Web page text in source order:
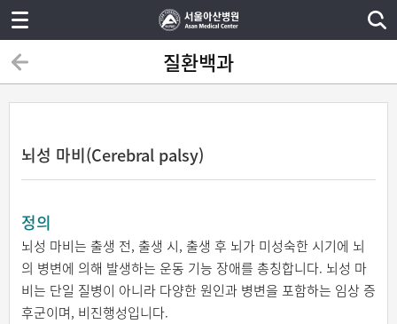
질환백과
뇌성 마비(Cerebral palsy)
정의
뇌성 마비는 출생 전, 출생 시, 출생 후 뇌가 미성숙한 시기에 뇌
의 병변에 의해 발생하는 운동 기능 장애를 총칭합니다. 뇌성 마
비는 단일 질병이 아니라 다양한 원인과 병변을 포함하는 임상 증
후군이며, 비진행성입니다.